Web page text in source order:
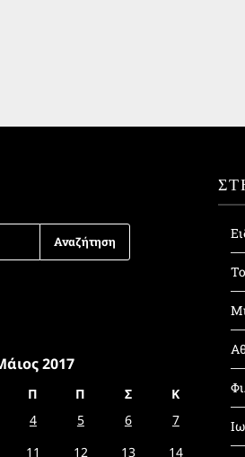
2017
Π Π Σ
Κ
4 5 6
7
11 12 13
14